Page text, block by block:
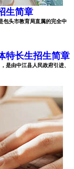
生简章
包头市教育局直属的完全中
特长生招生简章
是由中江县人民政府引进、